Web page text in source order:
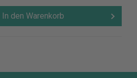
In den Warenkorb